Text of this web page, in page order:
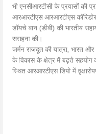
भी एनसीआरटीसी के प्रयासों की
आरआरटीएस आरआरटीएस
डॉयचे बान (डीबी) की भारतीय
सराहना की।
जर्मन राजदूत की यात्रा, भारत
के विकास के क्षेत्र में बढ़ते सहयोग
स्थित आरआरटीएस डिपो में